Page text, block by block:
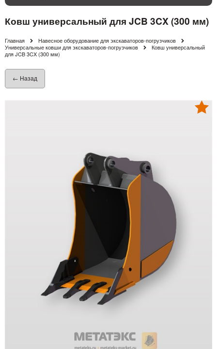
Ковш универсальный для JCB 3CX (300 мм)
Главная
Навесное оборудование для экскаваторов-погрузчиков
Универсальные ковши для экскаваторов-погрузчиков
Ковш универсальный
для JCB 3CX (300 мм)
← Назад
Хит